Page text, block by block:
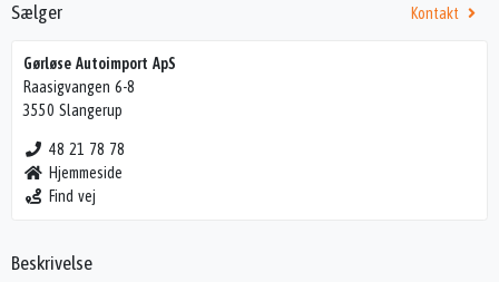
Sælger Kontakt
Gørløse Autoimport ApS
Raasigvangen 6-8
3550 Slangerup
48 21 78 78
Hjemmeside
Find vej
Beskrivelse